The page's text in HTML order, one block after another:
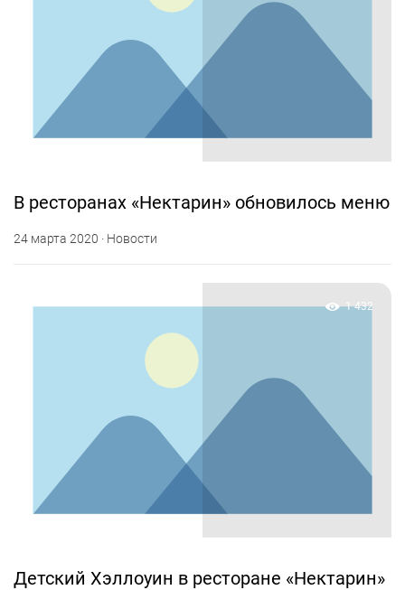
В ресторанах «Нектарин» обновилось меню
24 марта 2020 · Новости
1 432
Детский Хэллоуин в ресторане «Нектарин»